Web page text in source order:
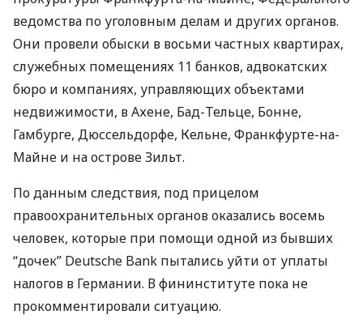
ведомства по уголовным делам и других органов.
Они провели обыски в восьми частных квартирах,
служебных помещениях 11 банков, адвокатских
бюро и компаниях, управляющих объектами
недвижимости, в Ахене, Бад-Тельце, Бонне,
Гамбурге, Дюссельдорфе, Кельне, Франкфурте-на-
Майне и на острове Зильт.
По данным следствия, под прицелом
правоохранительных органов оказались восемь
человек, которые при помощи одной из бывших
“дочек” Deutsche Bank пытались уйти от уплаты
налогов в Германии. В фининституте пока не
прокомментировали ситуацию.